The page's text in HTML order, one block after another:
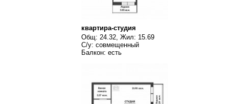
квартира-студия
Общ: 24.32, Жил: 15.69
С/у: совмещенный
Балкон: есть